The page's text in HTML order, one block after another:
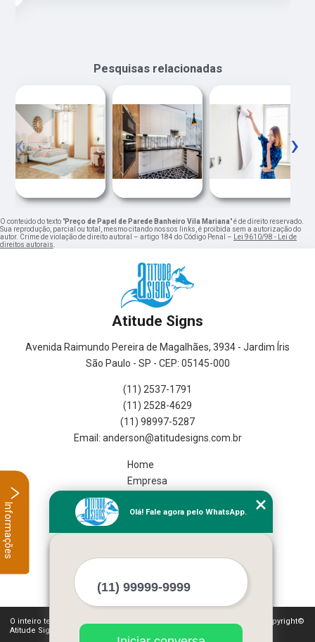
Pesquisas relacionadas
‹ ›
O conteúdo do texto "Preço de Papel de Parede Banheiro Vila Mariana" é de direito reservado.
Sua reprodução, parcial ou total, mesmo citando nossos links, é proibida sem a autorização do
autor. Crime de violação de direito autoral – artigo 184 do Código Penal –
Lei 9610/98 - Lei de
direitos autorais
Atitude Signs
Avenida Raimundo Pereira de Magalhães, 3934 - Jardim Íris
São Paulo - SP - CEP: 05145-000
(11) 2537-1791
(11) 2528-4629
(11) 98997-5287
Home
Empresa
Serviços
Mais Serviços
O inteiro teor deste site está sujeito à proteção de direitos autorais. Copyright©
Atitude Signs (Lei 9610 de 19/02/1998)
Olá! Fale agora pelo WhatsApp.
Informações